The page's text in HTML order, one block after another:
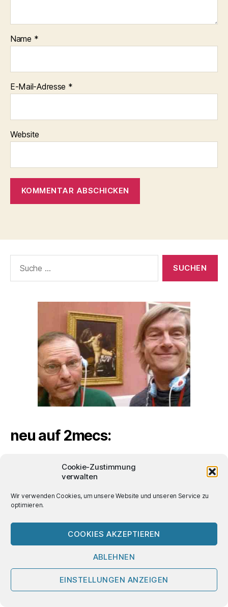
Cookie-Zustimmung
verwalten
Wir verwenden Cookies, um unsere Website und unseren Service zu
optimieren.
COOKIES AKZEPTIEREN
ABLEHNEN
EINSTELLUNGEN ANZEIGEN
Name *
E-Mail-Adresse *
Website
nach:
neu auf 2mecs:
2026 Sylt Punks
Der feurige Engel (Sergej Prokofjew) – Theater
Bremen 2025
Mein beinahe erstes Tattoo
das radikal Böse (Hannah Arendt 1951)